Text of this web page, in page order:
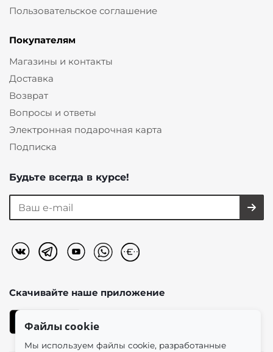
Пользовательское соглашение
Покупателям
Магазины и контакты
Доставка
Возврат
Вопросы и ответы
Электронная подарочная карта
Подписка
Будьте всегда в курсе!
Скачивайте наше приложение
Файлы cookie
Мы используем файлы cookie, разработанные